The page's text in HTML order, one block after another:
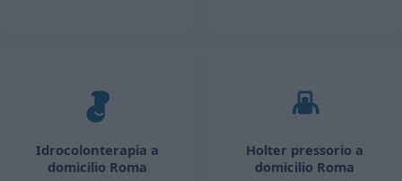
Idrocolonterapia a
domicilio Roma
Holter pressorio a
domicilio Roma